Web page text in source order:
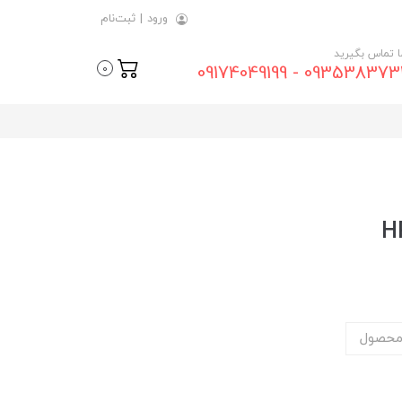
ورود | ثبت‌نام
تماس بگیرید
09353837315 -
0